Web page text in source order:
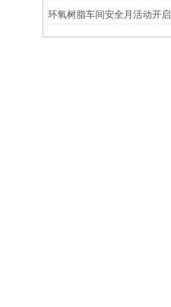
环氧树脂车间安全月活动开启